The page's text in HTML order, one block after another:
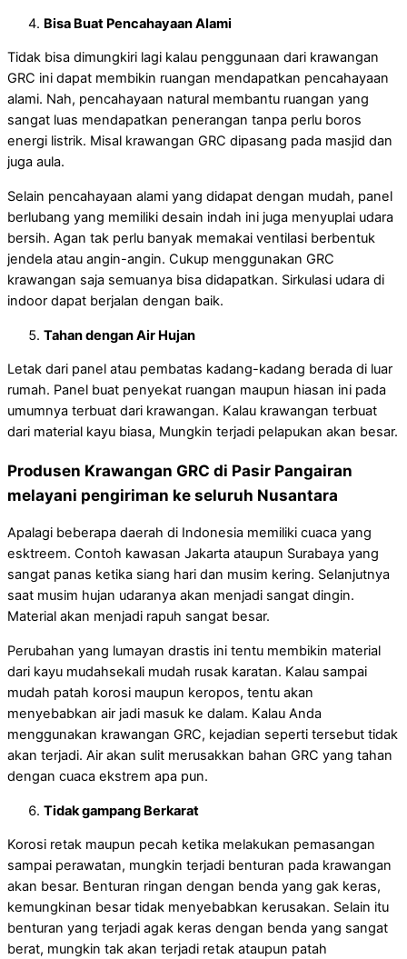
Bisa Buat Pencahayaan Alami
Tidak bisa dimungkiri lagi kalau penggunaan dari krawangan
GRC ini dapat membikin ruangan mendapatkan pencahayaan
alami. Nah, pencahayaan natural membantu ruangan yang
sangat luas mendapatkan penerangan tanpa perlu boros
energi listrik. Misal krawangan GRC dipasang pada masjid dan
juga aula.
Selain pencahayaan alami yang didapat dengan mudah, panel
berlubang yang memiliki desain indah ini juga menyuplai udara
bersih. Agan tak perlu banyak memakai ventilasi berbentuk
jendela atau angin-angin. Cukup menggunakan GRC
krawangan saja semuanya bisa didapatkan. Sirkulasi udara di
indoor dapat berjalan dengan baik.
Tahan dengan Air Hujan
Letak dari panel atau pembatas kadang-kadang berada di luar
rumah. Panel buat penyekat ruangan maupun hiasan ini pada
umumnya terbuat dari krawangan. Kalau krawangan terbuat
dari material kayu biasa, Mungkin terjadi pelapukan akan besar.
Produsen Krawangan GRC di Pasir Pangairan
melayani pengiriman ke seluruh Nusantara
Apalagi beberapa daerah di Indonesia memiliki cuaca yang
esktreem. Contoh kawasan Jakarta ataupun Surabaya yang
sangat panas ketika siang hari dan musim kering. Selanjutnya
saat musim hujan udaranya akan menjadi sangat dingin.
Material akan menjadi rapuh sangat besar.
Perubahan yang lumayan drastis ini tentu membikin material
dari kayu mudahsekali mudah rusak karatan. Kalau sampai
mudah patah korosi maupun keropos, tentu akan
menyebabkan air jadi masuk ke dalam. Kalau Anda
menggunakan krawangan GRC, kejadian seperti tersebut tidak
akan terjadi. Air akan sulit merusakkan bahan GRC yang tahan
dengan cuaca ekstrem apa pun.
Tidak gampang Berkarat
Korosi retak maupun pecah ketika melakukan pemasangan
sampai perawatan, mungkin terjadi benturan pada krawangan
akan besar. Benturan ringan dengan benda yang gak keras,
kemungkinan besar tidak menyebabkan kerusakan. Selain itu
benturan yang terjadi agak keras dengan benda yang sangat
berat, mungkin tak akan terjadi retak ataupun patah